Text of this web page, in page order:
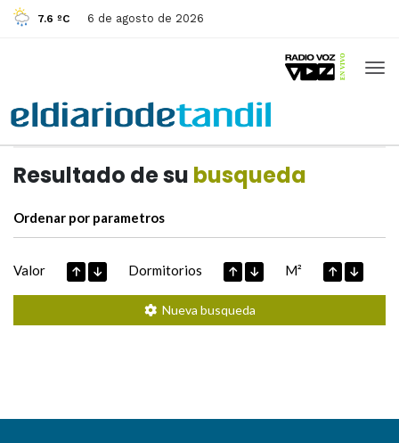
7.6 ºC 6 de agosto de 2026
Resultado de su busqueda
Ordenar por parametros
Valor Dormitorios M²
Nueva busqueda